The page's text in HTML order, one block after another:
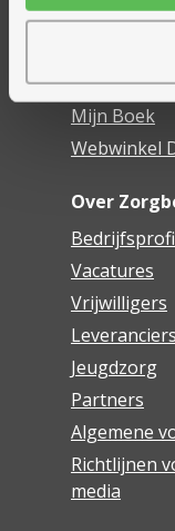
Mijn
Onze
Mijn Boek
Webwinkel
Over
Vacatures
Vrijwilligers
Leveranciers
Jeugdzorg
Partners
Algemene
Richtlijnen
media